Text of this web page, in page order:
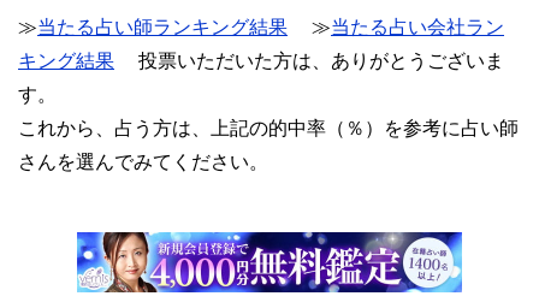
≫当たる占い師ランキング結果 ≫当たる占い会社ラン
キング結果 投票いただいた方は、ありがとうございま
す。
これから、占う方は、上記の的中率（％）を参考に占い師
さんを選んでみてください。